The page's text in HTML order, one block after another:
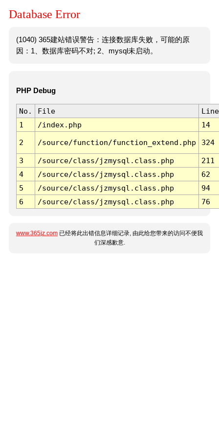
Database Error
(1040) 365建站错误警告：连接数据库失败，可能的原
因：1、数据库密码不对; 2、mysql未启动。
PHP Debug
No. File
Line
1
/index.php 14
2 /source/function/function_extend.php 324
3 /source/class/jzmysql.class.php
211
4
/source/class/jzmysql.class.php
62
5
/source/class/jzmysql.class.php
94
6
/source/class/jzmysql.class.php 76
www.365jz.com 已经将此出错信息详细记录, 由此给您带来的访问不便我
们深感歉意.